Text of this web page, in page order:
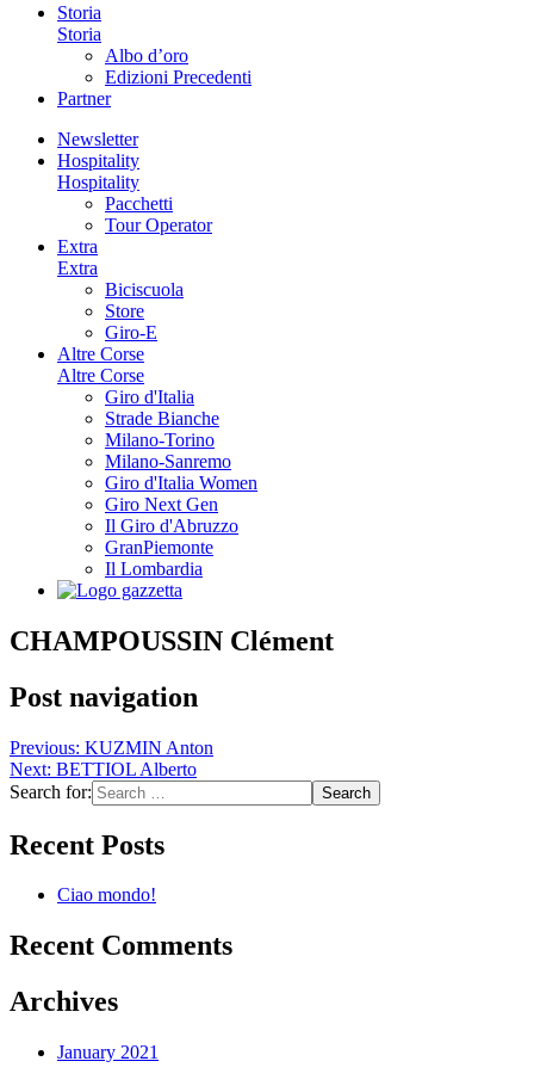
Storia
Storia
Albo d’oro
Edizioni Precedenti
Partner
Newsletter
Hospitality
Hospitality
Pacchetti
Tour Operator
Extra
Extra
Biciscuola
Store
Giro-E
Altre Corse
Altre Corse
Giro d'Italia
Strade Bianche
Milano-Torino
Milano-Sanremo
Giro d'Italia Women
Giro Next Gen
Il Giro d'Abruzzo
GranPiemonte
Il Lombardia
CHAMPOUSSIN Clément
Post navigation
Previous: KUZMIN Anton
Next: BETTIOL Alberto
Search for:
Recent Posts
Ciao mondo!
Recent Comments
Archives
January 2021